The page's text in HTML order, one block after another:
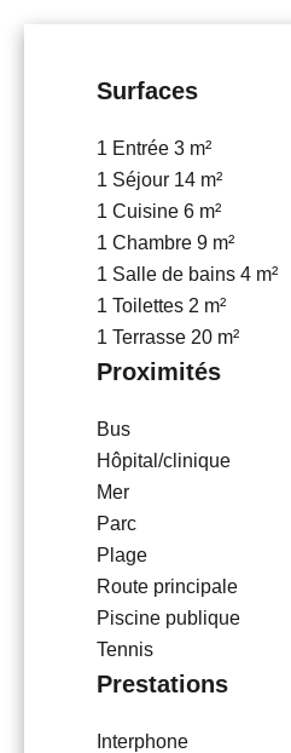
Surfaces
1 Entrée 3 m²
1 Séjour 14 m²
1 Cuisine 6 m²
1 Chambre 9 m²
1 Salle de bains 4 m²
1 Toilettes 2 m²
1 Terrasse 20 m²
Proximités
Bus
Hôpital/clinique
Mer
Parc
Plage
Route principale
Piscine publique
Tennis
Prestations
Interphone